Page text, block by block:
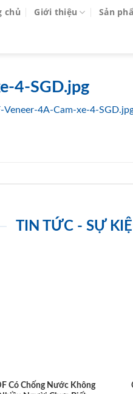
chủ Giới thiệu Sản
4-SGD.jpg
Veneer-4A-Cam-xe-4-
TIN TỨC - SỰ
Có Chống Nước Không